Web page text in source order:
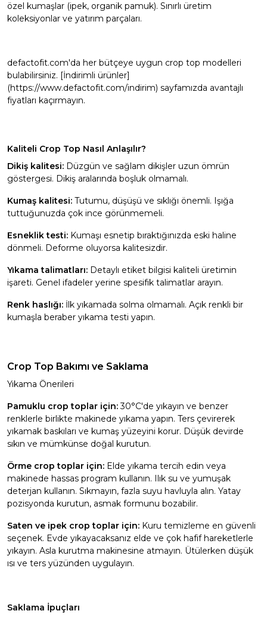
özel kumaşlar (ipek, organik pamuk). Sınırlı üretim
koleksiyonlar ve yatırım parçaları.
defactofit.com'da her bütçeye uygun crop top modelleri
bulabilirsiniz. [İndirimli ürünler]
(https://www.defactofit.com/indirim) sayfamızda avantajlı
fiyatları kaçırmayın.
Kaliteli Crop Top Nasıl Anlaşılır?
Dikiş kalitesi: Düzgün ve sağlam dikişler uzun ömrün
göstergesi. Dikiş aralarında boşluk olmamalı.
Kumaş kalitesi: Tutumu, düşüşü ve sıklığı önemli. Işığa
tuttuğunuzda çok ince görünmemeli.
Esneklik testi: Kumaşı esnetip bıraktığınızda eski haline
dönmeli. Deforme oluyorsa kalitesizdir.
Yıkama talimatları: Detaylı etiket bilgisi kaliteli üretimin
işareti. Genel ifadeler yerine spesifik talimatlar arayın.
Renk haslığı: İlk yıkamada solma olmamalı. Açık renkli bir
kumaşla beraber yıkama testi yapın.
Crop Top Bakımı ve Saklama
Yıkama Önerileri
Pamuklu crop toplar için:30°C'de yıkayın ve benzer
renklerle birlikte makinede yıkama yapın. Ters çevirerek
yıkamak baskıları ve kumaş yüzeyini korur. Düşük devirde
sıkın ve mümkünse doğal kurutun.
Örme crop toplar için: Elde yıkama tercih edin veya
makinede hassas program kullanın. Ilık su ve yumuşak
deterjan kullanın. Sıkmayın, fazla suyu havluyla alın. Yatay
pozisyonda kurutun, asmak formunu bozabilir.
Saten ve ipek crop toplar için: Kuru temizleme en güvenli
seçenek. Evde yıkayacaksanız elde ve çok hafif hareketlerle
yıkayın. Asla kurutma makinesine atmayın. Ütülerken düşük
ısı ve ters yüzünden uygulayın.
Saklama İpuçları